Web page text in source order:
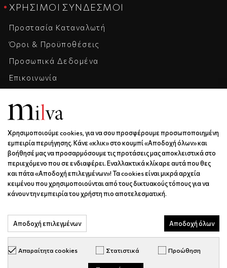
ΧΡΉΣΙΜΟΙ ΣΎΝΔΕΣΜΟΙ
Προστασία Καταναλωτή
Όροι & Προϋποθέσεις
Προσωπικά Δεδομένα
Επικοινωνία
Καριέρα
ΕΠΙΚΟΙΝΩΝΊΑ & ΩΡΆΡΙΟ
Ξάνθου 6 | Κως | 85300
6936688501
info@milva.gr
© milva.gr 2026. All Rights Reserved.
Χρησιμοποιούμε cookies, για να σου προσφέρουμε προσωποποιημένη
εμπειρία περιήγησης. Κάνε «κλικ» στο κουμπί «Αποδοχή όλων» και
βοήθησέ μας να προσαρμόσουμε τις προτάσεις μας αποκλειστικά στο
περιεχόμενο που σε ενδιαφέρει. Εναλλακτικά κλίκαρε αυτά που θες
και πάτα «Αποδοχή επιλεγμένων»! Τα cookies είναι μικρά αρχεία
κειμένου που χρησιμοποιούνται από τους δικτυακούς τόπους για να
κάνουν την εμπειρία του χρήστη πιο αποτελεσματική.
Αποδοχή επιλεγμένων Αποδοχή όλων
Απαραίτητα cookies Στατιστικά Προώθηση